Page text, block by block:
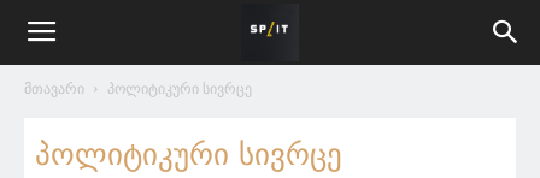
მთავარი პოლიტიკური სივრცე
პოლიტიკური სივრცე